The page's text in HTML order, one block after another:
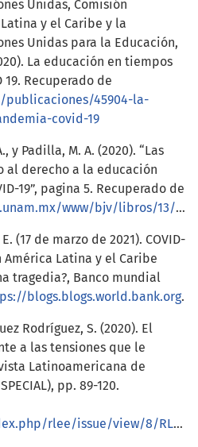
Unidas, Comisión
y el Caribe y la
Unidas para la Educación,
La educación en tiempos
Recuperado de
publicaciones/45904-la-
covid-19
y Padilla, M. A. (2020). “Las
al derecho a la educación
19”, pagina 5. Recuperado de
www/bjv/libros/13/6349/17.pdf
(17 de marzo de 2021). COVID-
Latina y el Caribe
tragedia?, Banco mundial
blogs.blogs.world.bank.org.
Rodríguez, S. (2020). El
a las tensiones que le
Latinoamericana de
pp. 89-120.
issue/view/8/RLEE.L.ESPECIAL